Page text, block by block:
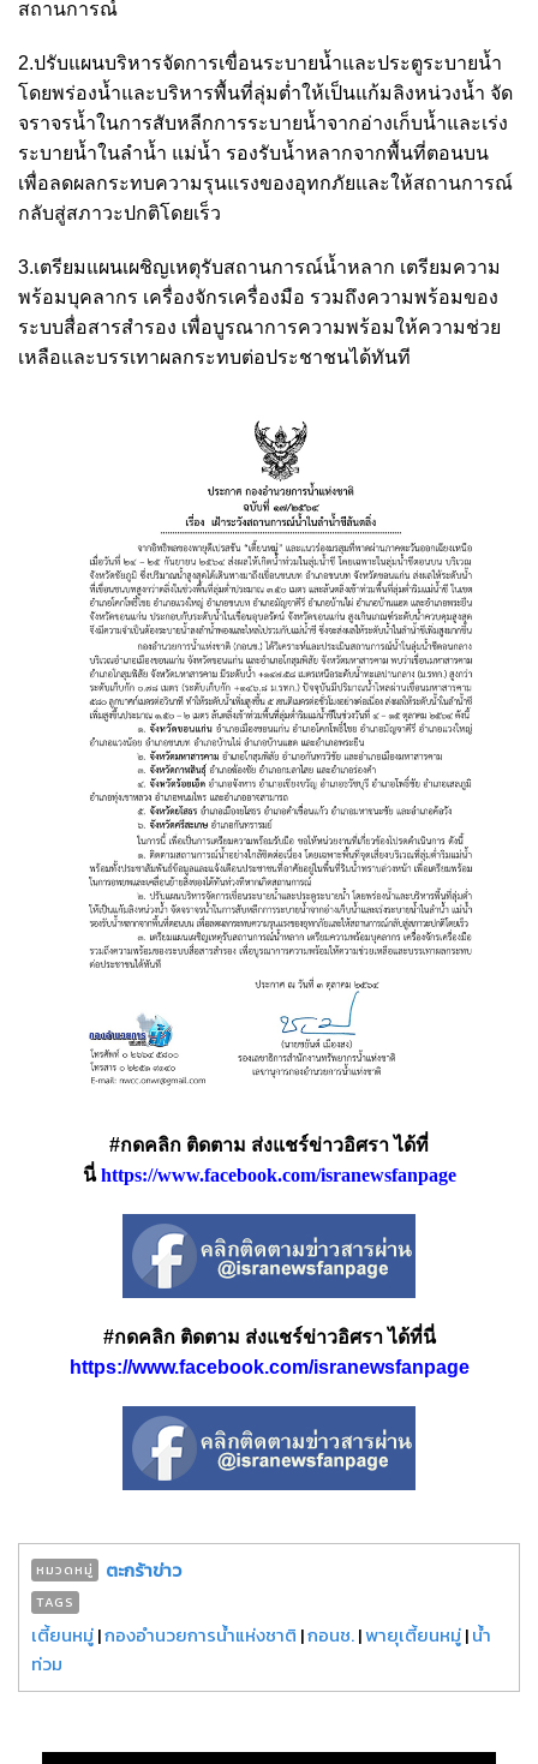
สถานการณ์
2.ปรับแผนบริหารจัดการเขื่อนระบายน้ำและประตูระบายน้ำ
โดยพร่องน้ำและบริหารพื้นที่ลุ่มต่ำให้เป็นแก้มลิงหน่วงน้ำ จัด
จราจรน้ำในการสับหลีกการระบายน้ำจากอ่างเก็บน้ำและเร่ง
ระบายน้ำในลำน้ำ แม่น้ำ รองรับน้ำหลากจากพื้นที่ตอนบน
เพื่อลดผลกระทบความรุนแรงของอุทกภัยและให้สถานการณ์
กลับสู่สภาวะปกติโดยเร็ว
3.เตรียมแผนเผชิญเหตุรับสถานการณ์น้ำหลาก เตรียมความ
พร้อมบุคลากร เครื่องจักรเครื่องมือ รวมถึงความพร้อมของ
ระบบสื่อสารสำรอง เพื่อบูรณาการความพร้อมให้ความช่วย
เหลือและบรรเทาผลกระทบต่อประชาชนได้ทันที
#กดคลิก ติดตาม ส่งแชร์ข่าวอิศรา ได้ที่
นี่ https://www.facebook.com/isranewsfanpage
#กดคลิก ติดตาม ส่งแชร์ข่าวอิศรา ได้ที่นี่
https://www.facebook.com/isranewsfanpage
หมวดหมู่ ตะกร้าข่าว
TAGS
เตี้ยนหมู่|กองอำนวยการน้ำแห่งชาติ |กอนช.|พายุเตี้ยนหมู่|น้ำ
ท่วม